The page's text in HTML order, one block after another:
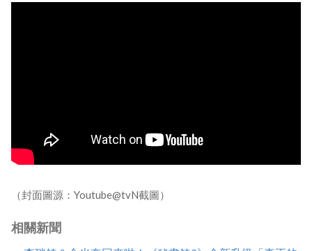
（封面圖源：Youtube@tvN截圖）
相關新聞